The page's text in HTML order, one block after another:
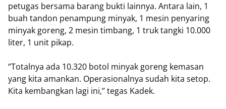
petugas bersama barang bukti lainnya. Antara lain, 1
buah tandon penampung minyak, 1 mesin penyaring
minyak goreng, 2 mesin timbang, 1 truk tangki 10.000
liter, 1 unit pikap.
‘’Totalnya ada 10.320 botol minyak goreng kemasan
yang kita amankan. Operasionalnya sudah kita setop.
Kita kembangkan lagi ini,’’ tegas Kadek.